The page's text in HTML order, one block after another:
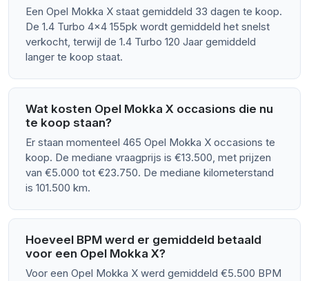
Een Opel Mokka X staat gemiddeld 33 dagen te koop.
De 1.4 Turbo 4x4 155pk wordt gemiddeld het snelst
verkocht, terwijl de 1.4 Turbo 120 Jaar gemiddeld
langer te koop staat.
Wat kosten Opel Mokka X occasions die nu
te koop staan?
Er staan momenteel 465 Opel Mokka X occasions te
koop. De mediane vraagprijs is €13.500, met prijzen
van €5.000 tot €23.750. De mediane kilometerstand
is 101.500 km.
Hoeveel BPM werd er gemiddeld betaald
voor een Opel Mokka X?
Voor een Opel Mokka X werd gemiddeld €5.500 BPM